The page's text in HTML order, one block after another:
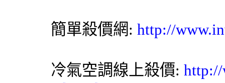
簡單殺價網: http://
冷氣空調線上殺價: http://